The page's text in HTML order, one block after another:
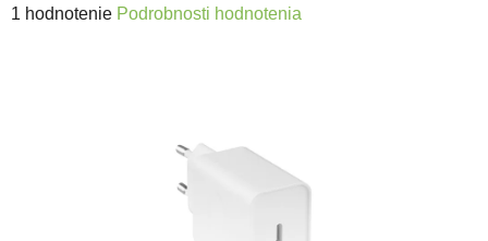
Priemerné hodnotenie produktu je 5,0 z 5 hviezdičiek.
1 hodnotenie Podrobnosti hodnotenia